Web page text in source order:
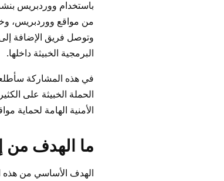
باستخدام ووردبريس
من مواقع ووردبريس،
وتوصل فريق الإضافة
البرمجية الخبيثة داخلها.
في هذه المشاركة
الحملة الخبيثة على
الأمنية الهامة لحماية
ما الهدف من
الهدف الأساسي من هذه